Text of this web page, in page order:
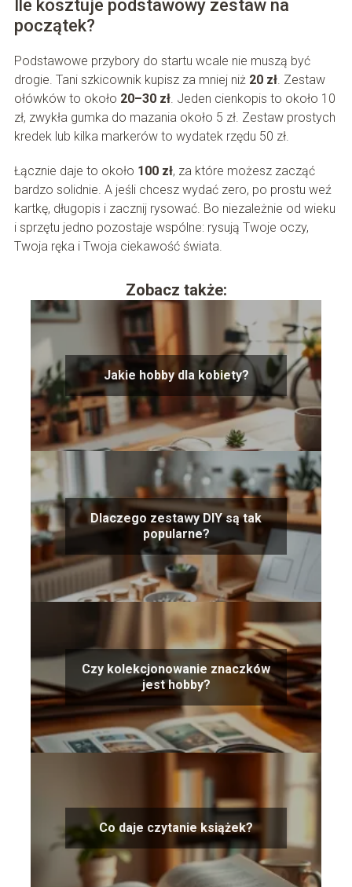
Ile kosztuje podstawowy zestaw na
początek?
Podstawowe przybory do startu wcale nie muszą być
drogie. Tani szkicownik kupisz za mniej niż 20 zł. Zestaw
ołówków to około 20–30 zł. Jeden cienkopis to około 10
zł, zwykła gumka do mazania około 5 zł. Zestaw prostych
kredek lub kilka markerów to wydatek rzędu 50 zł.
Łącznie daje to około 100 zł, za które możesz zacząć
bardzo solidnie. A jeśli chcesz wydać zero, po prostu weź
kartkę, długopis i zacznij rysować. Bo niezależnie od wieku
i sprzętu jedno pozostaje wspólne: rysują Twoje oczy,
Twoja ręka i Twoja ciekawość świata.
Zobacz także:
Jakie hobby dla kobiety?
Dlaczego zestawy DIY są tak
popularne?
Czy kolekcjonowanie znaczków
jest hobby?
Co daje czytanie książek?